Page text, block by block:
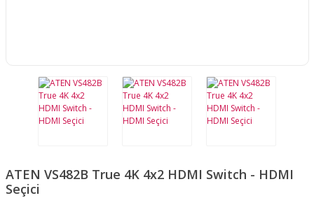
ATEN VS482B True 4K 4x2 HDMI Switch - HDMI
Seçici